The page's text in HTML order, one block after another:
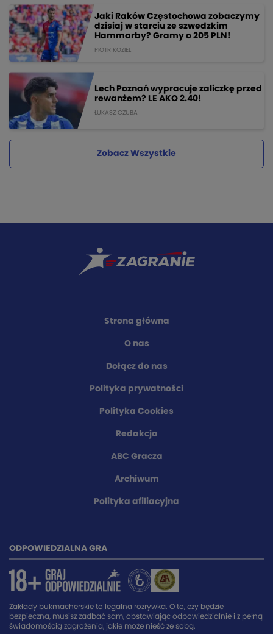
Jaki Raków Częstochowa zobaczymy
dzisiaj w starciu ze szwedzkim
Hammarby? Gramy o 205 PLN!
PIOTR KOZIEL
Lech Poznań wypracuje zaliczkę przed
rewanżem? LE AKO 2.40!
ŁUKASZ CZUBA
Zobacz Wszystkie
Strona główna
O nas
Dołącz do nas
Polityka prywatności
Polityka Cookies
Redakcja
ABC Gracza
Archiwum
Polityka afiliacyjna
ODPOWIEDZIALNA GRA
Zakłady bukmacherskie to legalna rozrywka. O to, czy będzie
bezpieczna, musisz zadbać sam, obstawiając odpowiedzialnie i z pełną
świadomością zagrożenia, jakie może nieść ze sobą.